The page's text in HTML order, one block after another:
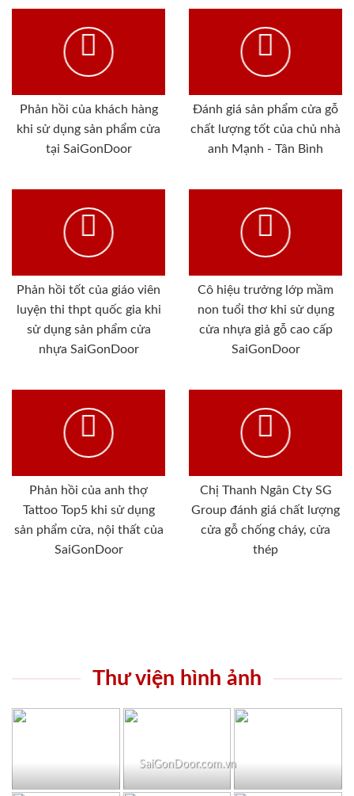
Phản hồi của khách hàng
khi sử dụng sản phẩm cửa
tại SaiGonDoor
Đánh giá sản phẩm cửa gỗ
chất lượng tốt của chủ nhà
anh Mạnh - Tân Bình
Phản hồi tốt của giáo viên
luyện thi thpt quốc gia khi
sử dụng sản phẩm cửa
nhựa SaiGonDoor
Cô hiệu trưởng lớp mầm
non tuổi thơ khi sử dụng
cửa nhựa giả gỗ cao cấp
SaiGonDoor
Phản hồi của anh thợ
Tattoo Top5 khi sử dụng
sản phẩm cửa, nội thất của
SaiGonDoor
Chị Thanh Ngân Cty SG
Group đánh giá chất lượng
cửa gỗ chống cháy, cửa
thép
Thư viện hình ảnh
SaiGonDoor.com.vn